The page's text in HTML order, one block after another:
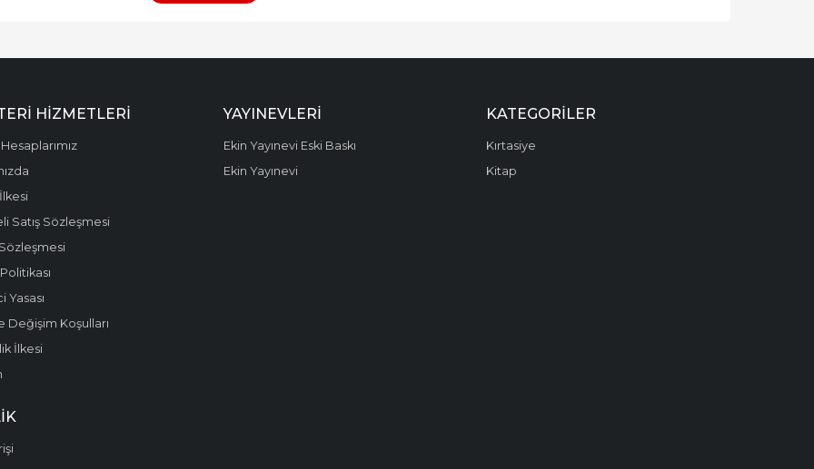
HIZMETLERI
Satış Sözleşmesi
Yasası
Değişim Koşulları
İlkesi
YAYINEVLERI
Ekin Yayınevi Eski Baskı
Ekin Yayınevi
KATEGORILER
Kırtasiye
Kitap